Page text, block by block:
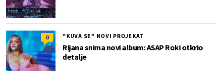
0 "KUVA SE" NOVI PROJEKAT
Rijana snima novi album: ASAP Roki otkrio
detalje